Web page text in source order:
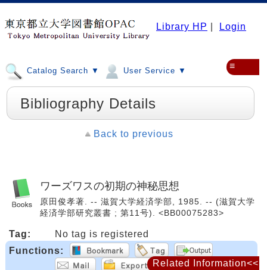
Library HP Login
Catalog Search ▼ User Service ▼ ≡
Bibliography Details
Back to previous
ワーズワスの初期の神秘思想
原田俊孝著. -- 滋賀大学経済学部, 1985. -- (滋賀大学
経済学部研究叢書 ; 第11号). <BB00075283>
Tag:
No tag is registered
Functions:
Related Information<<